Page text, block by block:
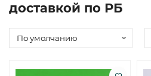
доставкой по РБ